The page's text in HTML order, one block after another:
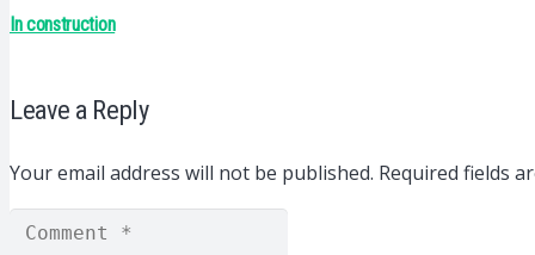
In construction
Leave a Reply
Your email address will not be published. Required fields